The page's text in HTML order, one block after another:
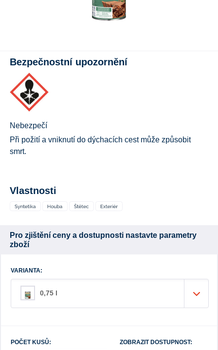
Bezpečnostní upozornění
Nebezpečí
Při požití a vniknutí do dýchacích cest může způsobit
smrt.
Vlastnosti
Pro zjištění ceny a dostupnosti nastavte parametry
zboží
VARIANTA:
0,75 l
POČET KUSŮ: ZOBRAZIT DOSTUPNOST: